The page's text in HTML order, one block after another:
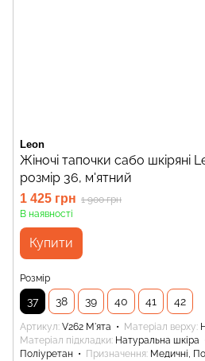
Leon
Жіночі тапочки сабо шкіряні
розмір 36, м'ятний
1 425 грн 1 900 грн
В наявності
Купити
Розмір
37 38 39 40 41 42
Артикул V262 М'ята Матеріал верху
Матеріал підкладки Натуральна шкіра
Поліуретан
Призначення Медичні,